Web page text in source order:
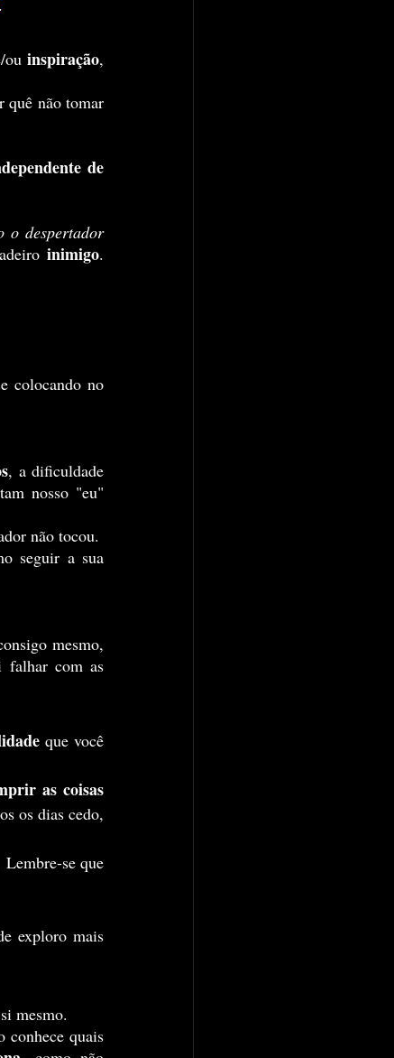
.
inspiração,
quê não tomar
de
o despertador
inimigo.
, a dificuldade
não tocou.
falhar com as
que você
as coisas
os dias cedo,
Lembre-se que
mesmo.